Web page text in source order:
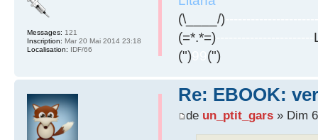
(\____/)
(=*.*=)
(")
(")
Messages: 121
Inscription: Mar 20 Mai 2014 23:18
Localisation: IDF/66
Re: EBOOK:
de un_ptit_gars» Dim